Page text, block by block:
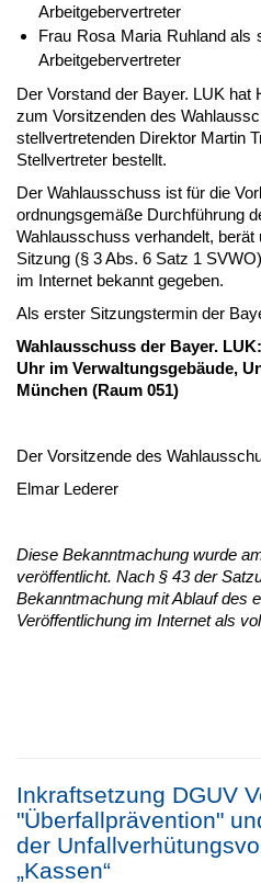
Arbeitgebervertreter
Frau Rosa Maria Ruhland als
Arbeitgebervertreter
Der Vorstand der Bayer. LUK hat
zum Vorsitzenden des
stellvertretenden Direktor Martin
Stellvertreter bestellt.
Der Wahlausschuss ist für die
ordnungsgemäße Durchführung
Wahlausschuss verhandelt,
Sitzung (§ 3 Abs. 6 Satz 1
im Internet bekannt gegeben.
Als erster Sitzungstermin der
Wahlausschuss der Bayer.
Uhr im Verwaltungsgebäude,
München (Raum 051)
Der Vorsitzende des
Elmar Lederer
Diese Bekanntmachung wurde
veröffentlicht. Nach § 43 der
Bekanntmachung mit Ablauf des
Veröffentlichung im Internet als
Inkraftsetzung DGUV
"Überfallprävention"
der
„Kassen“